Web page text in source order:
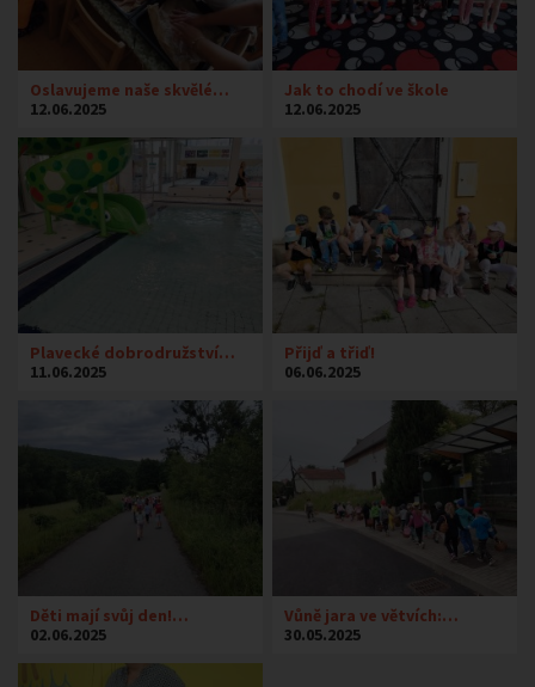
Oslavujeme naše skvělé…
12.06.2025
Jak to chodí ve škole
12.06.2025
Plavecké dobrodružství…
11.06.2025
Přijď a třiď!
06.06.2025
Děti mají svůj den!…
02.06.2025
Vůně jara ve větvích:…
30.05.2025